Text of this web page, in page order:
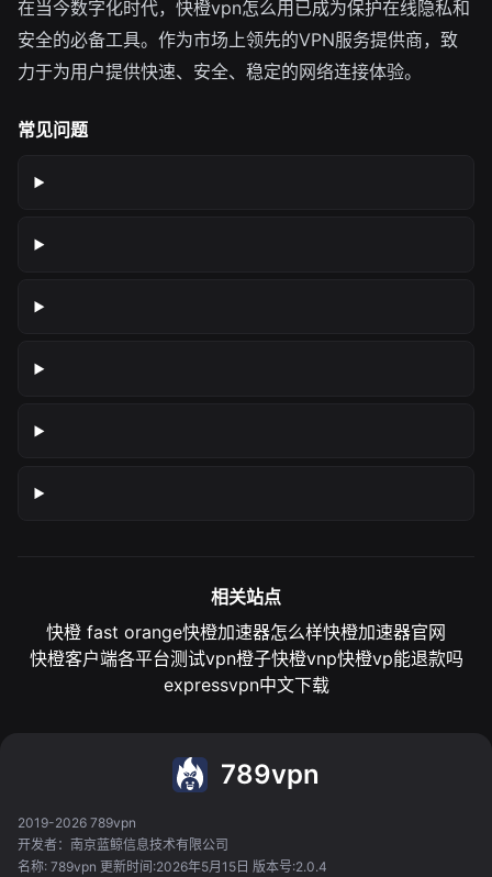
在当今数字化时代，快橙vpn怎么用已成为保护在线隐私和
安全的必备工具。作为市场上领先的VPN服务提供商，致
力于为用户提供快速、安全、稳定的网络连接体验。
常见问题
相关站点
快橙 fast orange快橙加速器怎么样快橙加速器官网
快橙客户端各平台测试vpn橙子快橙vnp快橙vp能退款吗
expressvpn中文下载
789vpn
2019-2026 789vpn
开发者：南京蓝鲸信息技术有限公司
名称: 789vpn 更新时间:2026年5月15日 版本号:2.0.4